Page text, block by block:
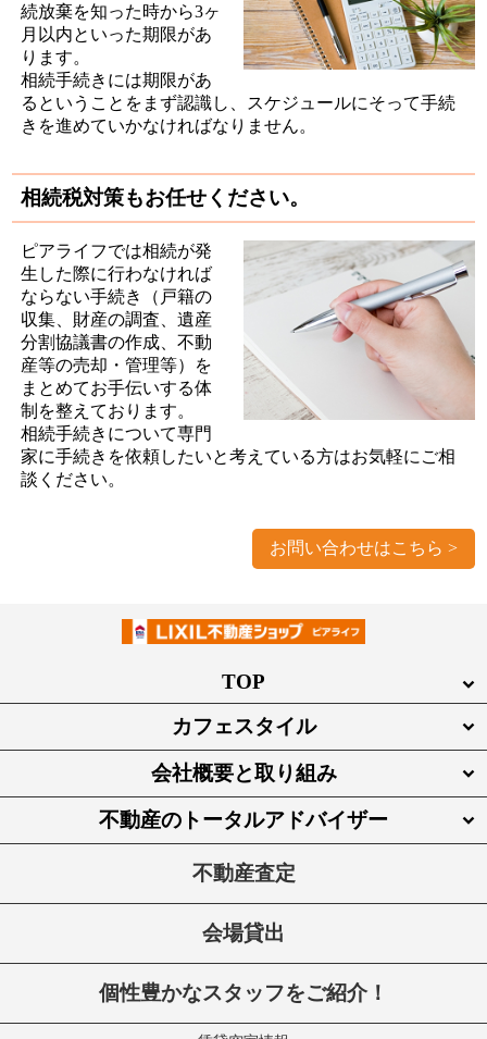
続放棄を知った時から3ヶ
月以内といった期限があ
ります。
相続手続きには期限があ
るということをまず認識し、スケジュールにそって手続
きを進めていかなければなりません。
相続税対策もお任せください。
ピアライフでは相続が発
生した際に行わなければ
ならない手続き（戸籍の
収集、財産の調査、遺産
分割協議書の作成、不動
産等の売却・管理等）を
まとめてお手伝いする体
制を整えております。
相続手続きについて専門
家に手続きを依頼したいと考えている方はお気軽にご相
談ください。
お問い合わせはこちら
TOP
カフェスタイル
会社概要と取り組み
不動産のトータルアドバイザー
不動産査定
会場貸出
個性豊かなスタッフをご紹介！